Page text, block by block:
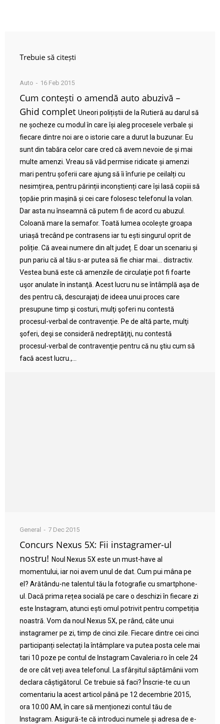
Trebuie să citești
Auto 16 Feb 2015
Cum contești o amendă auto abuzivă –
Ghid complet Uneori polițiștii de la Rutieră au darul să
ne șocheze cu modul în care își aleg procesele verbale și
fiecare dintre noi are o istorie care a durut la buzunar. Eu
sunt din tabăra celor care cred că avem nevoie de și mai
multe amenzi. Vreau să văd permise ridicate și amenzi
mari pentru șoferii care ajung să îi înfurie pe ceilalți cu
nesimțirea, pentru părinții inconștienți care își lasă copiii să
țopăie prin mașină și cei care folosesc telefonul la volan.
Dar asta nu înseamnă că putem fi de acord cu abuzul.
Coloană mare la semafor. Toată lumea ocolește groapa
uriașă trecând pe contrasens iar tu ești singurul oprit de
poliție. Că aveai numere din alt județ. E doar un scenariu și
pun pariu că al tău s-ar putea să fie chiar mai… distractiv.
Vestea bună este că amenzile de circulaţie pot fi foarte
uşor anulate în instanţă. Acest lucru nu se întâmplă aşa de
des pentru că, descurajaţi de ideea unui proces care
presupune timp şi costuri, mulţi şoferi nu contestă
procesul-verbal de contravenţie. Pe de altă parte, mulţi
şoferi, deşi se consideră nedreptăţiţi, nu contestă
procesul-verbal de contravenţie pentru că nu ştiu cum să
facă acest lucru.,...
General 7 Dec 2015
Concurs Nexus 5X: Fii instagramer-ul
nostru! Noul Nexus 5X este un must-have al
momentului, iar noi avem unul de dat. Cum pui mâna pe
el? Arătându-ne talentul tău la fotografie cu smartphone-
ul. Dacă prima rețea socială pe care o deschizi în fiecare zi
este Instagram, atunci ești omul potrivit pentru competiția
noastră. Vom da noul Nexus 5X, pe rând, câte unui
instagramer pe zi, timp de cinci zile. Fiecare dintre cei cinci
participanți selectați la întâmplare va putea posta cele mai
tari 10 poze pe contul de Instagram Cavaleria.ro în cele 24
de ore cât veți avea telefonul. La sfârșitul săptămânii vom
declara câștigătorul. Ce trebuie să faci? Înscrie-te cu un
comentariu la acest articol până pe 12 decembrie 2015,
ora 10:00 AM, în care să menționezi contul tău de
Instagram. Asigură-te că introduci numele și adresa de e-